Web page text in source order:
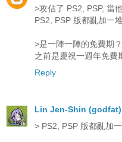
>攻佔了 PS2, PSP, 當
PS2, PSP 版都亂加一
>是一陣一陣的免費期？
之前是慶祝一週年免費
Reply
Lin Jen-Shin (godfat)
> PS2, PSP 版都亂加